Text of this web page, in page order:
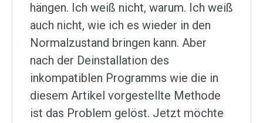
hängen. Ich weiß nicht, warum. Ich weiß
auch nicht, wie ich es wieder in den
Normalzustand bringen kann. Aber
nach der Deinstallation des
inkompatiblen Programms wie die in
diesem Artikel vorgestellte Methode
ist das Problem gelöst. Jetzt möchte